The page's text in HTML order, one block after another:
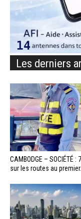
Les derniers
CAMBODGE – SOCIÉTÉ :
sur les routes au